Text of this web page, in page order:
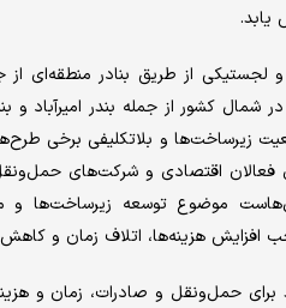
از طریق بنادر منطقه‌ای از
کشور از جمله بندر امیرآباد و
زیرساخت‌ها و بلاتکلیفی برخی
اقتصادی و شرکت‌های
موضوع توسعه زیرساخت‌ها
هزینه‌ها، اتلاف زمان و کاهش
برای حمل‌ونقل و صادرات، زمان و